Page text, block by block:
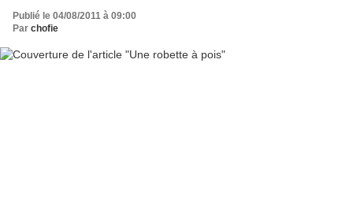
Publié le 04/08/2011 à 09:00
Par chofie